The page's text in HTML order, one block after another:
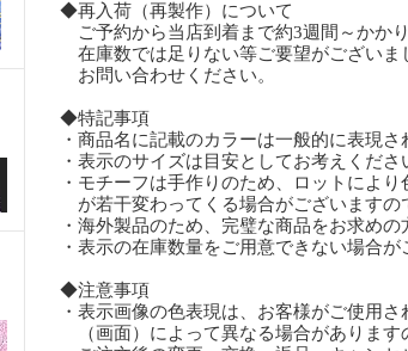
◆再入荷（再製作）について
ご予約から当店到着まで約3週間～かかり
在庫数では足りない等ご要望がございま
お問い合わせください。
◆特記事項
・商品名に記載のカラーは一般的に表現さ
・表示のサイズは目安としてお考えくださ
・モチーフは手作りのため、ロットによ
が若干変わってくる場合がございますの
・海外製品のため、完璧な商品をお求めの
・表示の在庫数量をご用意できない場合が
◆注意事項
・表示画像の色表現は、お客様がご使用
（画面）によって異なる場合があります